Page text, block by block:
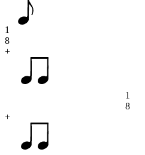
1
8
+
1
8
+